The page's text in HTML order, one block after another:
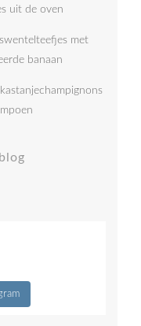
uit de oven
met
banaan